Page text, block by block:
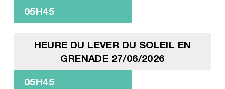
05H45
HEURE DU LEVER DU SOLEIL EN
GRENADE 27/06/2026
05H45